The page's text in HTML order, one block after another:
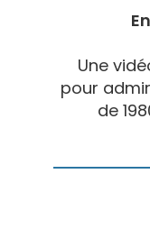
Une
pour
de